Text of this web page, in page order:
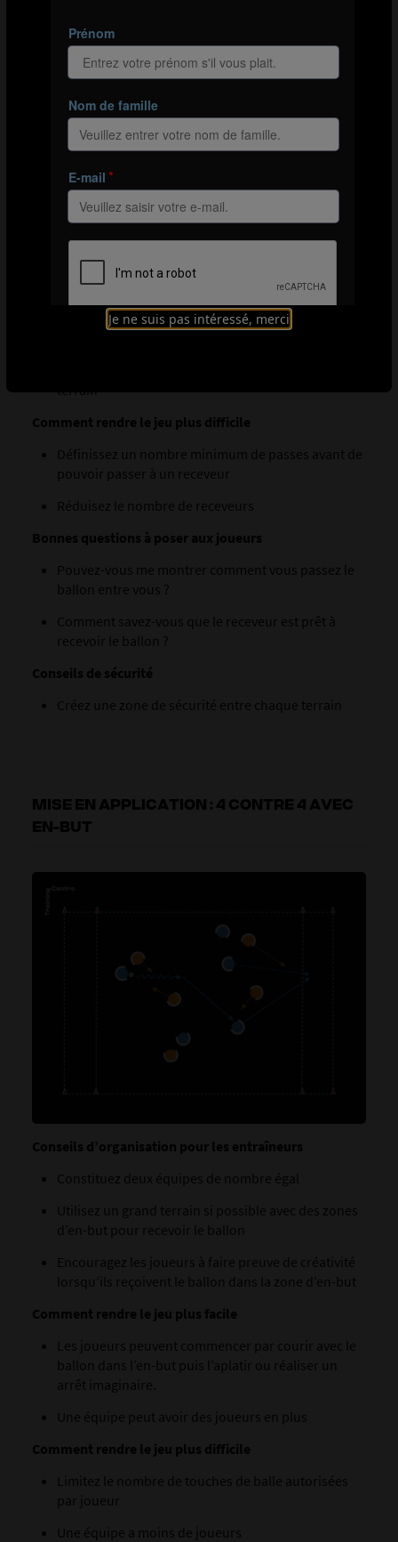
Je ne suis pas intéressé, merci
Utilisez un grand espace si possible
Vous pouvez utiliser trois équipes de nombre égal,
receveurs autour du terrain
Assurez-vous que les receveurs sont toujours
Changez les receveurs après quelques minutes ou
si un objectif de points est atteint par l’équipe
Comment rendre le jeu plus facile
passer, se déplacer et transmettre le ballon à un
terrain
Comment rendre le jeu plus difficile
Définissez un nombre minimum de passes avant de
pouvoir passer à un receveur
Réduisez le nombre de receveurs
Bonnes questions à poser aux joueurs
Pouvez-vous me montrer comment vous passez le
ballon entre vous ?
Comment savez-vous que le receveur est prêt à
recevoir le ballon ?
Conseils de sécurité
Créez une zone de sécurité entre chaque terrain
MISE EN APPLICATION : 4 CONTRE 4 AVEC
EN-BUT
Conseils d’organisation pour les entraîneurs
Constituez deux équipes de nombre égal
Utilisez un grand terrain si possible avec des zones
d’en-but pour recevoir le ballon
Encouragez les joueurs à faire preuve de créativité
lorsqu’ils reçoivent le ballon dans la zone d’en-but
Comment rendre le jeu plus facile
Les joueurs peuvent commencer par courir avec le
ballon dans l’en-but puis l’aplatir ou réaliser un
arrêt imaginaire.
Une équipe peut avoir des joueurs en plus
Comment rendre le jeu plus difficile
Limitez le nombre de touches de balle autorisées
par joueur
Une équipe a moins de joueurs